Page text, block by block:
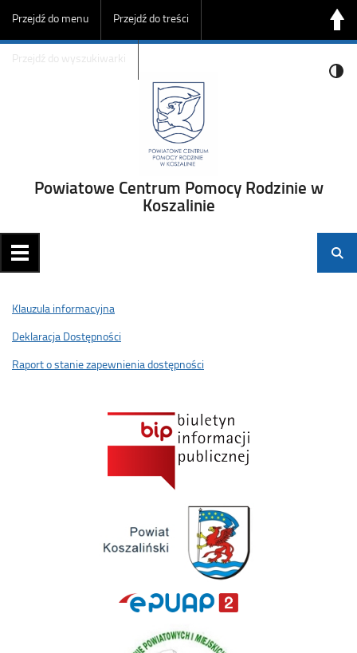
Przejdź do menu Przejdź do treści
Przejdź do wyszukiwarki
Powiatowe Centrum Pomocy Rodzinie w
Koszalinie
Klauzula informacyjna
Deklaracja Dostępności
Raport o stanie zapewnienia dostępności